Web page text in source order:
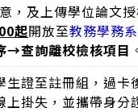
，及上傳學位論文授
起開放至教務學務
查詢離校檢核項目
證至註冊組，過卡
上掛失，並攜帶身分